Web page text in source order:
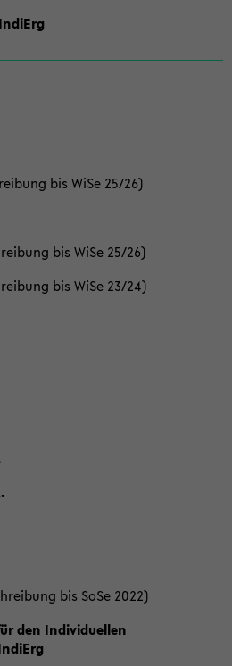
bis WiSe 25/26)
bis WiSe 25/26)
bis WiSe 23/24)
bis SoSe 2022)
den Individuellen